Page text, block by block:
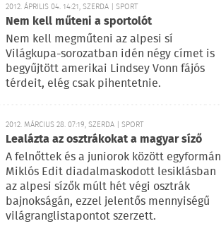
2012. ÁPRILIS 04. 14:21, SZERDA | SPORT
Nem kell műteni a sportolót
Nem kell megműteni az alpesi sí
Világkupa-sorozatban idén négy címet is
begyűjtött amerikai Lindsey Vonn fájós
térdeit, elég csak pihentetnie.
2012. MÁRCIUS 28. 07:19, SZERDA | SPORT
Lealázta az osztrákokat a magyar síző
A felnőttek és a juniorok között egyformán
Miklós Edit diadalmaskodott lesiklásban
az alpesi sízők múlt hét végi osztrák
bajnokságán, ezzel jelentős mennyiségű
világranglistapontot szerzett.